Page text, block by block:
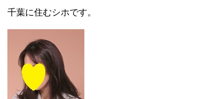
千葉に住むシホです。